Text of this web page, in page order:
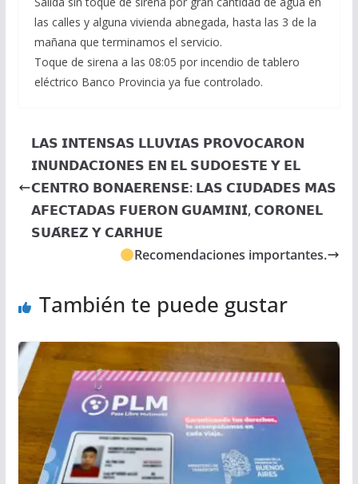
las calles y alguna vivienda abnegada, hasta las 3 de la
mañana que terminamos el servicio.
Toque de sirena a las 08:05 por incendio de tablero
eléctrico Banco Provincia ya fue controlado.
𝗟𝗔𝗦 𝗜𝗡𝗧𝗘𝗡𝗦𝗔𝗦 𝗟𝗟𝗨𝗩𝗜𝗔𝗦 𝗣𝗥𝗢𝗩𝗢𝗖𝗔𝗥𝗢𝗡
𝗜𝗡𝗨𝗡𝗗𝗔𝗖𝗜𝗢𝗡𝗘𝗦 𝗘𝗡 𝗘𝗟 𝗦𝗨𝗗𝗢𝗘𝗦𝗧𝗘 𝗬 𝗘𝗟
𝗖𝗘𝗡𝗧𝗥𝗢 𝗕𝗢𝗡𝗔𝗘𝗥𝗘𝗡𝗦𝗘: 𝗟𝗔𝗦 𝗖𝗜𝗨𝗗𝗔𝗗𝗘𝗦 𝗠𝗔𝗦
𝗔𝗙𝗘𝗖𝗧𝗔𝗗𝗔𝗦 𝗙𝗨𝗘𝗥𝗢𝗡 𝗚𝗨𝗔𝗠𝗜𝗡𝗜́, 𝗖𝗢𝗥𝗢𝗡𝗘𝗟
𝗦𝗨𝗔́𝗥𝗘𝗭 𝗬 𝗖𝗔𝗥𝗛𝗨𝗘
Recomendaciones importantes.
También te puede gustar